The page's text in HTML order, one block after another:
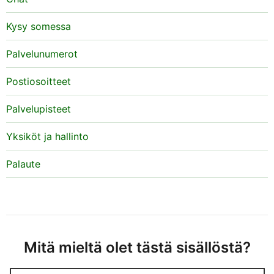
Kysy somessa
Palvelunumerot
Postiosoitteet
Palvelupisteet
Yksiköt ja hallinto
Palaute
Mitä mieltä olet tästä sisällöstä?